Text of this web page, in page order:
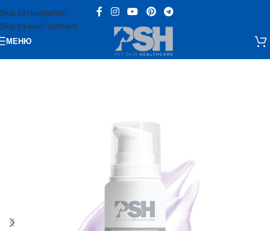
Skip to navigation
Skip to main content
МЕНЮ